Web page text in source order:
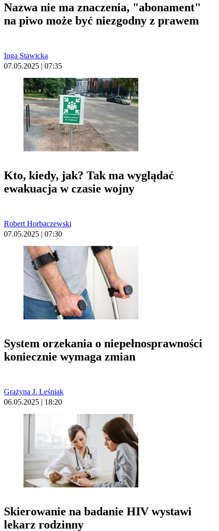
Nazwa nie ma znaczenia, "abonament"
na piwo może być niezgodny z prawem
Inga Stawicka
07.05.2025 | 07:35
Kto, kiedy, jak? Tak ma wyglądać
ewakuacja w czasie wojny
Robert Horbaczewski
07.05.2025 | 07:30
System orzekania o niepełnosprawności
koniecznie wymaga zmian
Grażyna J. Leśniak
06.05.2025 | 18:20
Skierowanie na badanie HIV wystawi
lekarz rodzinny